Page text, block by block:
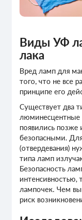
Виды УФ
лака
Вред ламп для
того, что не все
принципе его
Существует два
появились
безопасными.
(отвердевания)
типа ламп
Безопасность
интенсивностью,
лампочек. Чем
риск